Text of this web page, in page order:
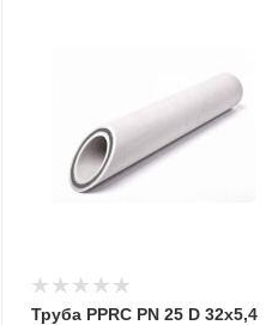
Труба PPRC PN 25 D 32х5,4